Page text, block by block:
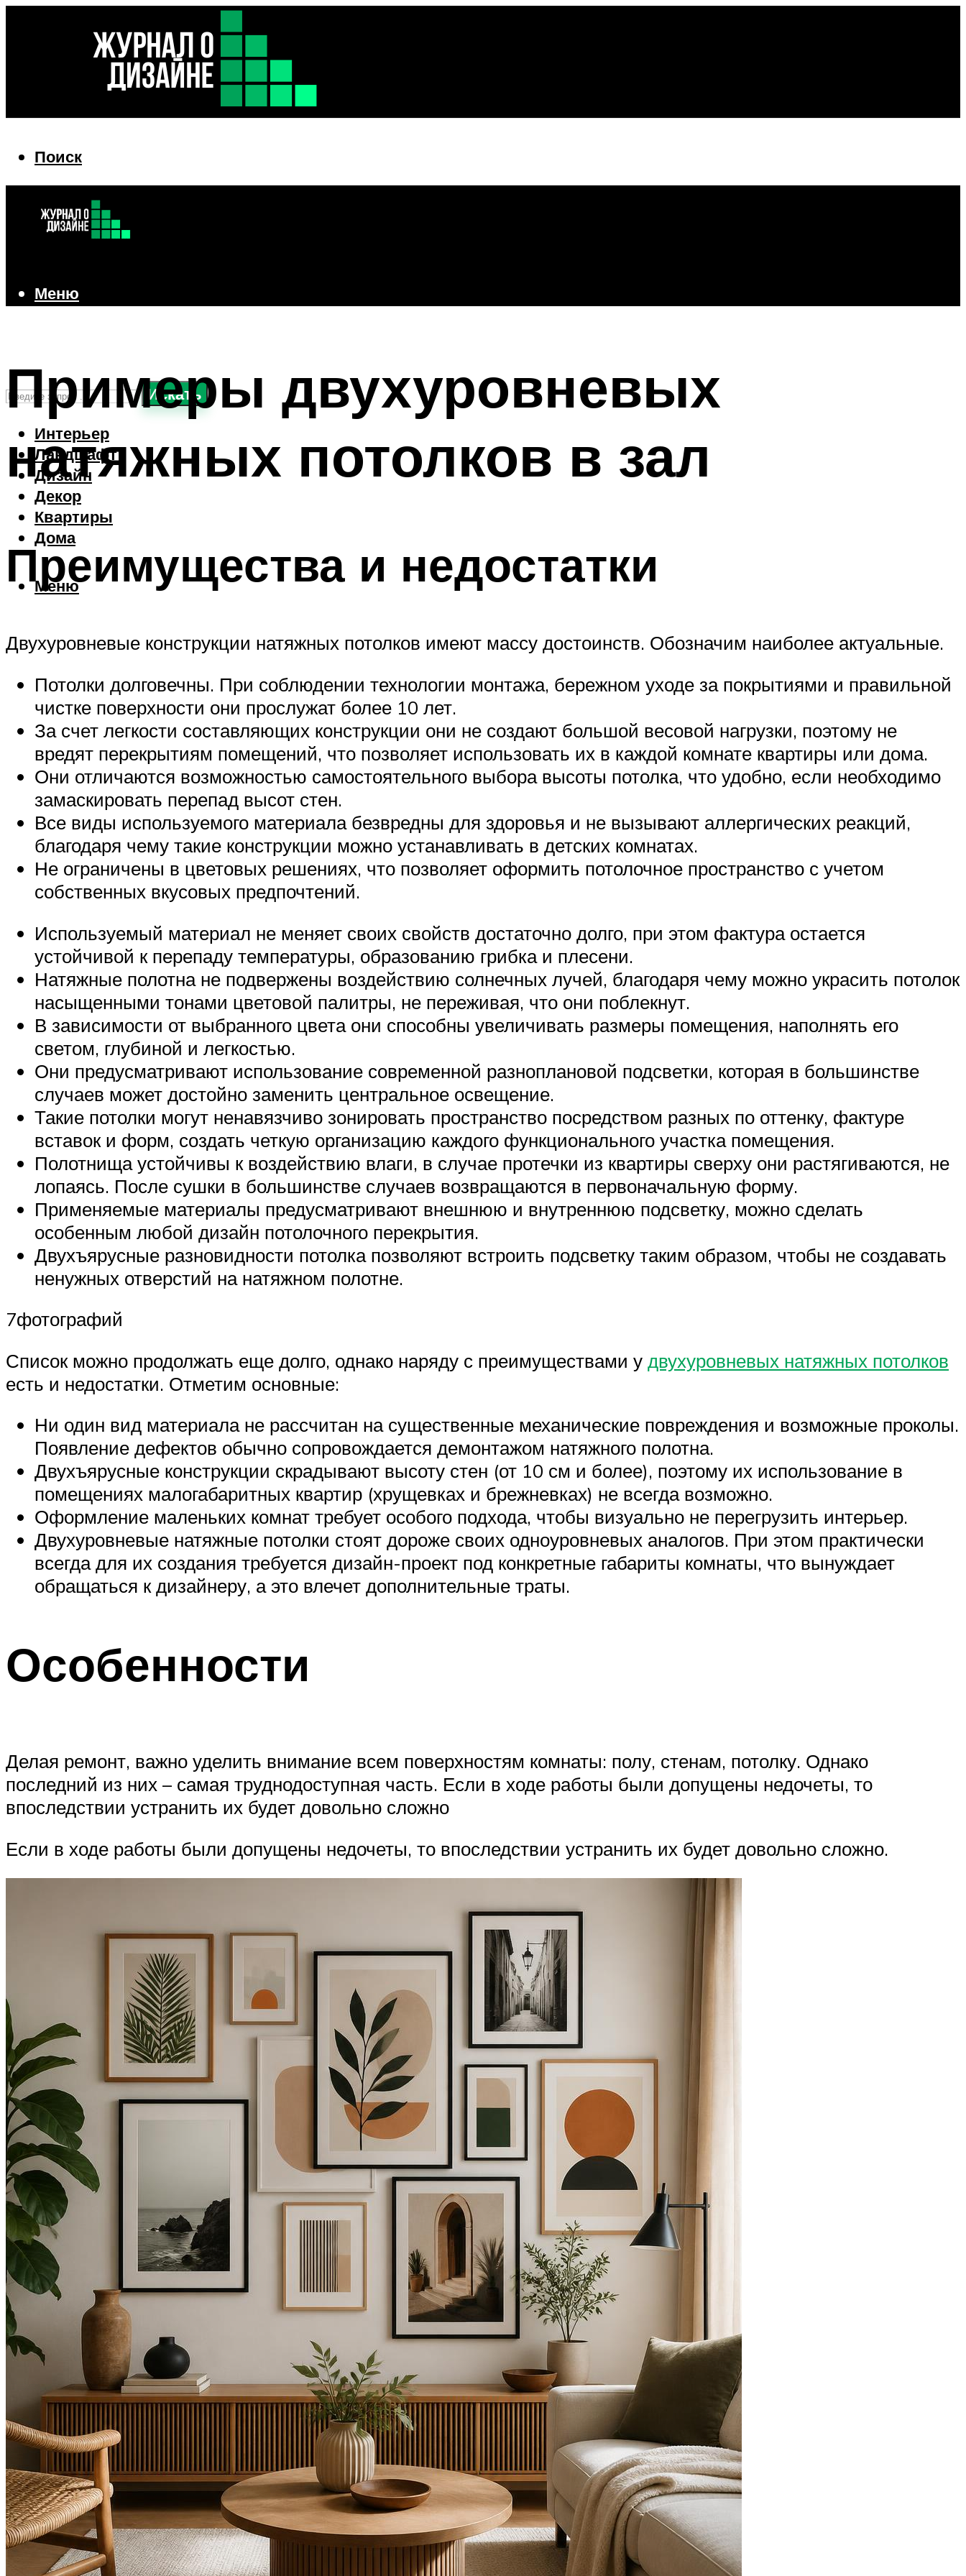
Поиск
Поиск
Искать
Интерьер
Ландшафт
Дизайн
Декор
Квартиры
Дома
Меню
Меню
Примеры двухуровневых
натяжных потолков в зал
Преимущества и недостатки
Двухуровневые конструкции натяжных потолков имеют массу достоинств. Обозначим наиболее актуальные.
Потолки долговечны. При соблюдении технологии монтажа, бережном уходе за покрытиями и правильной
чистке поверхности они прослужат более 10 лет.
За счет легкости составляющих конструкции они не создают большой весовой нагрузки, поэтому не
вредят перекрытиям помещений, что позволяет использовать их в каждой комнате квартиры или дома.
Они отличаются возможностью самостоятельного выбора высоты потолка, что удобно, если необходимо
замаскировать перепад высот стен.
Все виды используемого материала безвредны для здоровья и не вызывают аллергических реакций,
благодаря чему такие конструкции можно устанавливать в детских комнатах.
Не ограничены в цветовых решениях, что позволяет оформить потолочное пространство с учетом
собственных вкусовых предпочтений.
Используемый материал не меняет своих свойств достаточно долго, при этом фактура остается
устойчивой к перепаду температуры, образованию грибка и плесени.
Натяжные полотна не подвержены воздействию солнечных лучей, благодаря чему можно украсить потолок
насыщенными тонами цветовой палитры, не переживая, что они поблекнут.
В зависимости от выбранного цвета они способны увеличивать размеры помещения, наполнять его
светом, глубиной и легкостью.
Они предусматривают использование современной разноплановой подсветки, которая в большинстве
случаев может достойно заменить центральное освещение.
Такие потолки могут ненавязчиво зонировать пространство посредством разных по оттенку, фактуре
вставок и форм, создать четкую организацию каждого функционального участка помещения.
Полотнища устойчивы к воздействию влаги, в случае протечки из квартиры сверху они растягиваются, не
лопаясь. После сушки в большинстве случаев возвращаются в первоначальную форму.
Применяемые материалы предусматривают внешнюю и внутреннюю подсветку, можно сделать
особенным любой дизайн потолочного перекрытия.
Двухъярусные разновидности потолка позволяют встроить подсветку таким образом, чтобы не создавать
ненужных отверстий на натяжном полотне.
7фотографий
Список можно продолжать еще долго, однако наряду с преимуществами у двухуровневых натяжных потолков
есть и недостатки. Отметим основные:
Ни один вид материала не рассчитан на существенные механические повреждения и возможные проколы.
Появление дефектов обычно сопровождается демонтажом натяжного полотна.
Двухъярусные конструкции скрадывают высоту стен (от 10 см и более), поэтому их использование в
помещениях малогабаритных квартир (хрущевках и брежневках) не всегда возможно.
Оформление маленьких комнат требует особого подхода, чтобы визуально не перегрузить интерьер.
Двухуровневые натяжные потолки стоят дороже своих одноуровневых аналогов. При этом практически
всегда для их создания требуется дизайн-проект под конкретные габариты комнаты, что вынуждает
обращаться к дизайнеру, а это влечет дополнительные траты.
Особенности
Делая ремонт, важно уделить внимание всем поверхностям комнаты: полу, стенам, потолку. Однако
последний из них – самая труднодоступная часть. Если в ходе работы были допущены недочеты, то
впоследствии устранить их будет довольно сложно
Если в ходе работы были допущены недочеты, то впоследствии устранить их будет довольно сложно.